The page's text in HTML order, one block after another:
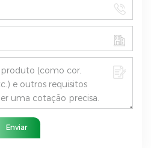
Enviar